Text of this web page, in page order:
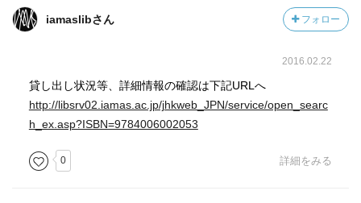
子供を愛したことがないような人が、普遍的な愛を求めれ
るかというとそうではなくて、相手のためにと思える愛の
のは大きな意味があるように感じる。個人的なこと（特異
なこと）がその相手をこえる普遍的な愛へのとっかかりに
なるということを示している。
iamaslibさん フォロー
2016.02.22
貸し出し状況等、詳細情報の確認は下記URLへ
http://libsrv02.iamas.ac.jp/jhkweb_JPN/service/open_searc
h_ex.asp?ISBN=9784006002053
0 詳細をみる